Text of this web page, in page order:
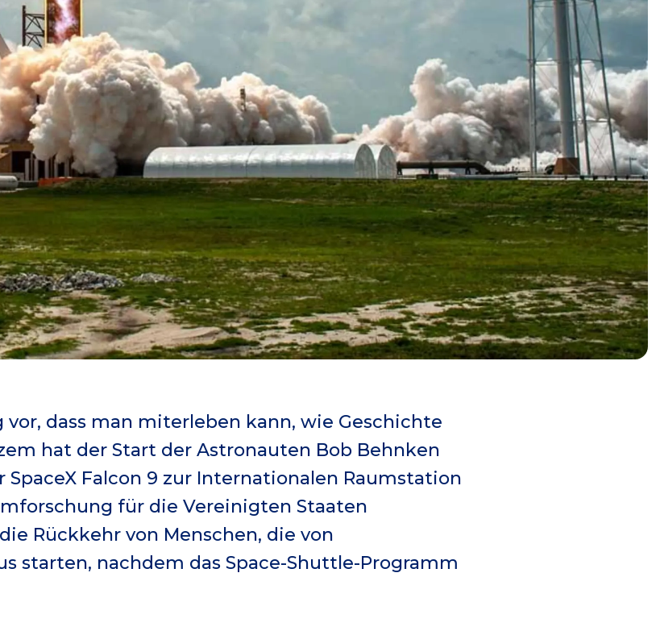
dass man miterleben kann, wie Geschichte
hat der Start der Astronauten Bob Behnken
Falcon 9 zur Internationalen Raumstation
für die Vereinigten Staaten
Rückkehr von Menschen, die von
starten, nachdem das Space-Shuttle-Programm